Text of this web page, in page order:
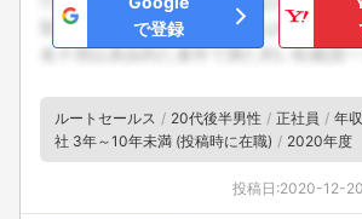
で登録
ルートセールス 20代後半男性 正社員 年
社 3年～10年未満 (投稿時に在職)
2020年度
投稿日:2020-12-20